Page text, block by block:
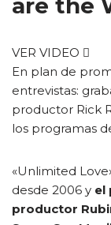
are the
VER VIDEO
En plan de
entrevistas:
productor Rick
los programas
«Unlimited
desde 2006 y el
productor